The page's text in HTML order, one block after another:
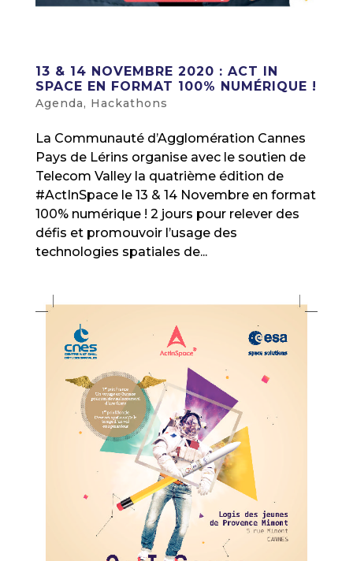
13 & 14 NOVEMBRE 2020 : ACT IN
SPACE EN FORMAT 100% NUMÉRIQUE !
Agenda, Hackathons
La Communauté d’Agglomération Cannes
Pays de Lérins organise avec le soutien de
Telecom Valley la quatrième édition de
#ActInSpace le 13 & 14 Novembre en format
100% numérique ! 2 jours pour relever des
défis et promouvoir l’usage des
technologies spatiales de...